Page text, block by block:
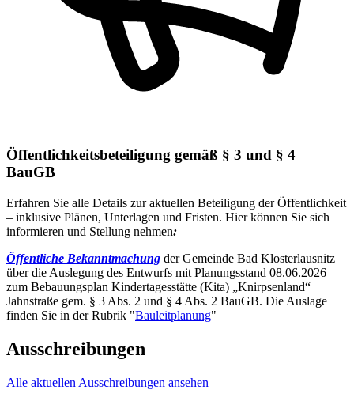
Öffentlichkeitsbeteiligung gemäß § 3 und § 4
BauGB
Erfahren Sie alle Details zur aktuellen Beteiligung der Öffentlichkeit
– inklusive Plänen, Unterlagen und Fristen. Hier können Sie sich
informieren und Stellung nehmen:
Öffentliche Bekanntmachung der Gemeinde Bad Klosterlausnitz
über die Auslegung des Entwurfs mit Planungsstand 08.06.2026
zum Bebauungsplan Kindertagesstätte (Kita) „Knirpsenland“
Jahnstraße gem. § 3 Abs. 2 und § 4 Abs. 2 BauGB. Die Auslage
finden Sie in der Rubrik "Bauleitplanung"
Ausschreibungen
Alle aktuellen Ausschreibungen ansehen